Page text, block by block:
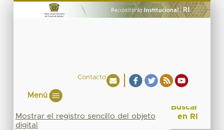
Contacto
Menú
Mostrar el registro sencillo del objeto
digital
Buscar
en RI